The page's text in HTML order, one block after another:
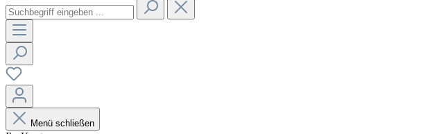
Menü schließen